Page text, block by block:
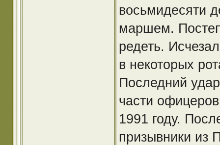
восьмидесяти
маршем.
редеть.
в некоторых
Последний
части
1991 году.
призывники из